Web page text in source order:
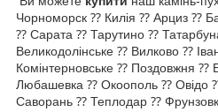
Чорноморск ⁇ Килія ⁇ Арциз ⁇
⁇ Сарата ⁇ Тарутино ⁇
Великодолінське ⁇ Вилково ⁇
Комінтерновське ⁇ Поздовжня ⁇
Любашевка ⁇ Окоополь ⁇ Овідо
Саворань ⁇ Теплодар ⁇